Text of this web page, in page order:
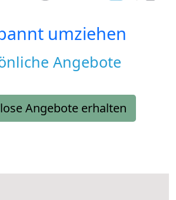
umziehen
Angebote
Angebote erhalten